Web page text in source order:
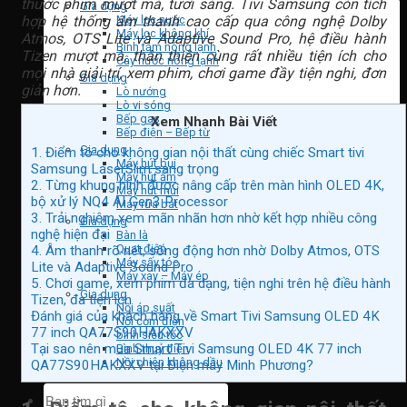
Gia dụng
Máy lọc nước
Máy lọc không khí
Bình tắm nóng lạnh
Cây nước nóng lạnh
Gia dụng
Lò nướng
Lò vi sóng
Bếp gas
Bếp điện – Bếp từ
Gia dụng
Máy hút bụi
Máy hút ẩm
Máy hút mùi
Máy rửa bát
Gia dụng
Bàn là
Quạt điện
Máy sấy tóc
Máy xay – Máy ép
Gia dụng
Nồi áp suất
Nồi cơm điện
bình siêu tốc
Bình thuỷ điện
Nồi chiên không dầu
Tìm
thước phim mượt mà, tươi sáng. Tivi Samsung còn tích
hợp hệ thống âm thanh cao cấp qua công nghệ Dolby
Atmos, OTS Lite và Adaptive Sound Pro, hệ điều hành
Tizen mượt mà, thân thiện cùng rất nhiều tiện ích cho
mọi nhà giải trí, xem phim, chơi game đầy tiện nghi, đơn
giản hơn.
Xem Nhanh Bài Viết
1. Điểm tô cho không gian nội thất cùng chiếc Smart tivi
Samsung LaserSlim sang trọng
2. Từng khung hình được nâng cấp trên màn hình OLED 4K,
bộ xử lý NQ4 AI Gen3 Processor
3. Trải nghiệm xem mãn nhãn hơn nhờ kết hợp nhiều công
nghệ hiện đại
4. Âm thanh rõ nét, sống động hơn nhờ Dolby Atmos, OTS
Lite và Adaptive Sound Pro
5. Chơi game, xem phim đa dạng, tiện nghi trên hệ điều hành
Tizen, đa tiện ích
Đánh giá của khách hàng về Smart Tivi Samsung OLED 4K
77 inch QA77S90HAKXXV
Tại sao nên mua Smart Tivi Samsung OLED 4K 77 inch
QA77S90HAKXXV tại Điện máy Minh Phương?